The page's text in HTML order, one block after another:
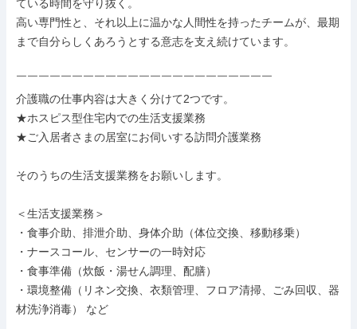
ている時間を守り抜く。
高い専門性と、それ以上に温かな人間性を持ったチームが、最期
まで自分らしくあろうとする意志を支え続けています。
￣￣￣￣￣￣￣￣￣￣￣￣￣￣￣￣￣￣￣￣￣￣￣
介護職の仕事内容は大きく分けて2つです。
★ホスピス型住宅内での生活支援業務
★ご入居者さまの居室にお伺いする訪問介護業務
そのうちの生活支援業務をお願いします。
＜生活支援業務＞
・食事介助、排泄介助、身体介助（体位交換、移動移乗）
・ナースコール、センサーの一時対応
・食事準備（炊飯・湯せん調理、配膳）
・環境整備（リネン交換、衣類管理、フロア清掃、ごみ回収、器
材洗浄消毒） など